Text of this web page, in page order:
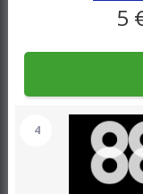
5
4